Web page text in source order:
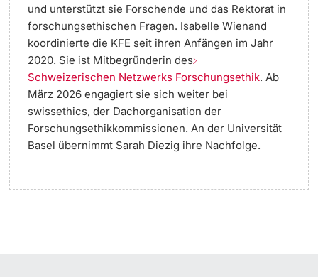
und unterstützt sie Forschende und das Rektorat in
forschungsethischen Fragen. Isabelle Wienand
koordinierte die KFE seit ihren Anfängen im Jahr
2020. Sie ist Mitbegründerin des
Schweizerischen Netzwerks Forschungsethik. Ab
März 2026 engagiert sie sich weiter bei
swissethics, der Dachorganisation der
Forschungsethikkommissionen. An der Universität
Basel übernimmt Sarah Diezig ihre Nachfolge.